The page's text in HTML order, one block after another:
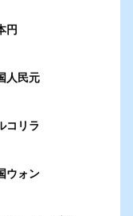
円
人民元
コリラ
ウォン